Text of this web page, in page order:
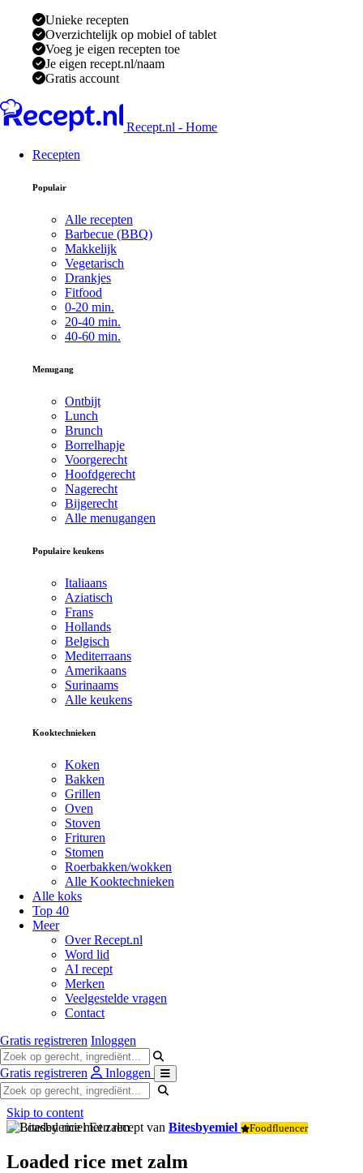
Skip to content
Unieke recepten
Overzichtelijk op mobiel of tablet
Voeg je eigen recepten toe
Je eigen recept.nl/naam
Gratis account
Recept.nl - Home
Recepten
Populair
Alle recepten
Barbecue (BBQ)
Makkelijk
Vegetarisch
Drankjes
Fitfood
0-20 min.
20-40 min.
40-60 min.
Menugang
Ontbijt
Lunch
Brunch
Borrelhapje
Voorgerecht
Hoofdgerecht
Nagerecht
Bijgerecht
Alle menugangen
Populaire keukens
Italiaans
Aziatisch
Frans
Hollands
Belgisch
Mediterraans
Amerikaans
Surinaams
Alle keukens
Kooktechnieken
Koken
Bakken
Grillen
Oven
Stoven
Frituren
Stomen
Roerbakken/wokken
Alle Kooktechnieken
Alle koks
Top 40
Meer
Over Recept.nl
Word lid
AI recept
Merken
Veelgestelde vragen
Contact
Gratis registreren Inloggen
Gratis registreren Inloggen
Een recept van Bitesbyemiel Foodfluencer
Loaded rice met zalm